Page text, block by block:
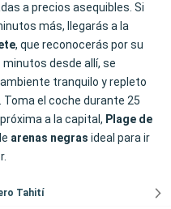
a precios asequibles. Si
más, llegarás a la
, que reconocerás por su
desde allí, se
ambiente tranquilo y repleto
el coche durante 25
a la capital, Plage de
arenas negras ideal para ir
Tahití